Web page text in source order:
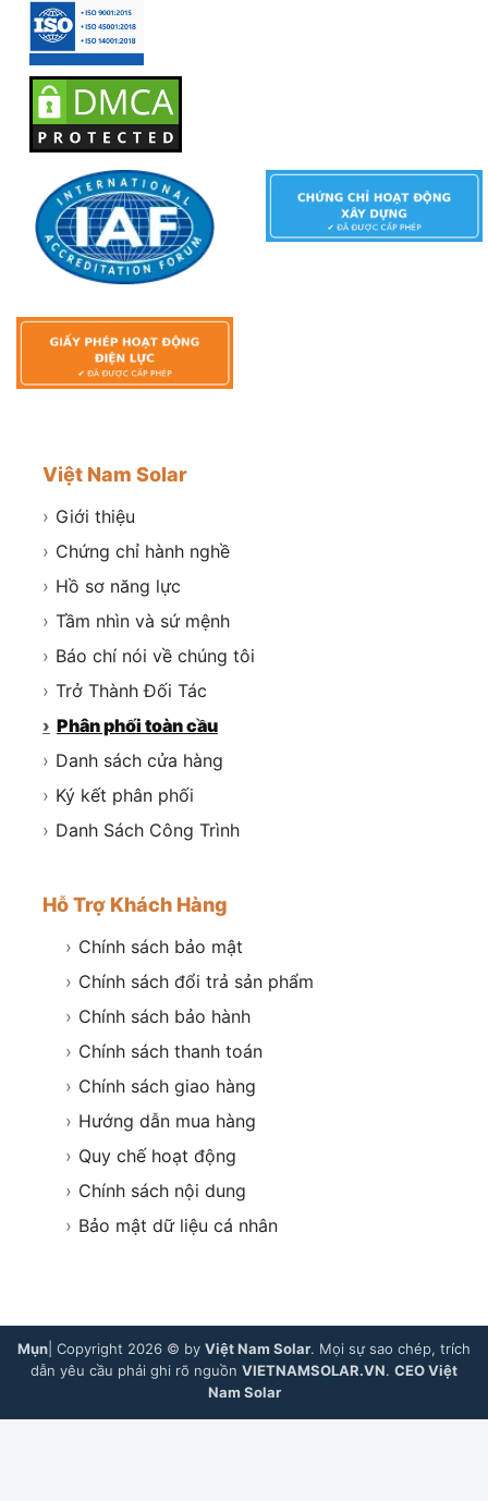
Việt Nam Solar
› Giới thiệu
› Chứng chỉ hành nghề
› Hồ sơ năng lực
› Tầm nhìn và sứ mệnh
› Báo chí nói về chúng tôi
› Trở Thành Đối Tác
› Phân phối toàn cầu
› Danh sách cửa hàng
› Ký kết phân phối
› Danh Sách Công Trình
Hỗ Trợ Khách Hàng
› Chính sách bảo mật
› Chính sách đổi trả sản phẩm
› Chính sách bảo hành
› Chính sách thanh toán
› Chính sách giao hàng
› Hướng dẫn mua hàng
› Quy chế hoạt động
› Chính sách nội dung
› Bảo mật dữ liệu cá nhân
Mụn | Copyright 2026 © by Việt Nam Solar. Mọi sự sao chép, trích
dẫn yêu cầu phải ghi rõ nguồn VIETNAMSOLAR.VN. CEO Việt
Nam Solar